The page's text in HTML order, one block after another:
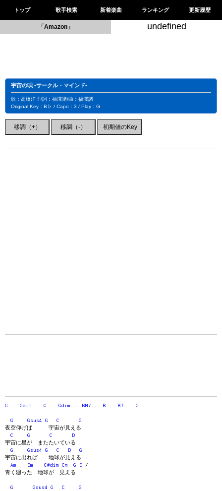
トップ 歌手検索 新着楽曲 ランキング 更新履歴
「Amazon」 undefined
宇宙の唄 -サークル・マインド-
歌：高橋洋子/詞：福澤諸/曲：福澤諸
Original Key：B♭ / Capo：3 / Play：G
G Gdim G Gdim BM7 B B7 G
G Gsus4 G C
G
夜空仰げば 宇宙が見える
C
G C
D
宇宙に星が またたいている
G
Gsus4 G C D
G
宇宙に出れば 地球が見える
Am
Em C#dim Cm G D /
青く廻った 地球が 見える
G Gsus4 G C
G